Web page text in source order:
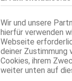
Wir und unsere
hierfür verwenden
Webseite
deiner Zustimmung
Cookies, ihrem
weiter unten auf
3.0km,
JULIA
48 Jahre,
AV, 69,